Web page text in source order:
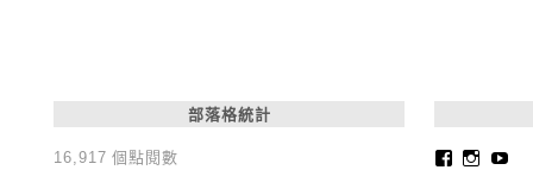
部落格統計
16,917 個點閱數